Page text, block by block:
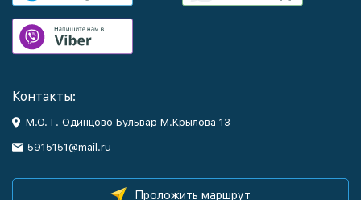
Контакты:
М.О. Г. Одинцово Бульвар М.Крылова 13
5915151@mail.ru
Проложить маршрут